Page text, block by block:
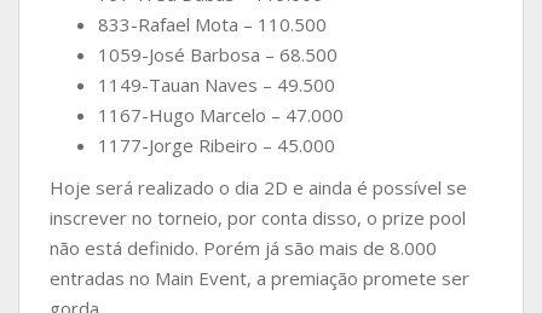
833-Rafael Mota – 110.500
1059-José Barbosa – 68.500
1149-Tauan Naves – 49.500
1167-Hugo Marcelo – 47.000
1177-Jorge Ribeiro – 45.000
Hoje será realizado o dia 2D e ainda é possível se
inscrever no torneio, por conta disso, o prize pool
não está definido. Porém já são mais de 8.000
entradas no Main Event, a premiação promete ser
gorda.